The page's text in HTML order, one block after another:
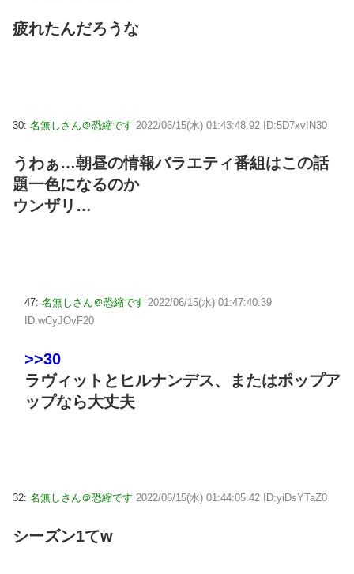
疲れたんだろうな
30: 名無しさん＠恐縮です 2022/06/15(水) 01:43:48.92 ID:5D7xvIN30
うわぁ…朝昼の情報バラエティ番組はこの話
題一色になるのか
ウンザリ…
47: 名無しさん＠恐縮です 2022/06/15(水) 01:47:40.39
ID:wCyJOvF20
>>30
ラヴィットとヒルナンデス、またはポップア
ップなら大丈夫
32: 名無しさん＠恐縮です 2022/06/15(水) 01:44:05.42 ID:yiDsYTaZ0
シーズン1てw